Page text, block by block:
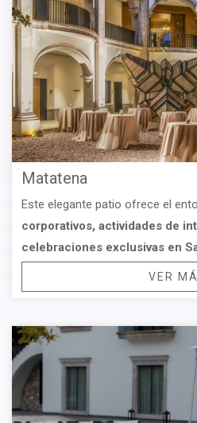
Matatena
Este elegante patio ofrece el
corporativos, actividades de
celebraciones exclusivas en
VER